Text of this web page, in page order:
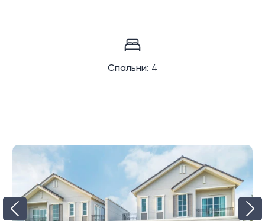
Спальни: 4